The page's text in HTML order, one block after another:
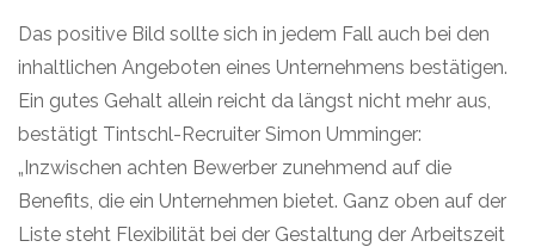
Das positive Bild sollte sich in jedem Fall auch bei den
inhaltlichen Angeboten eines Unternehmens bestätigen.
Ein gutes Gehalt allein reicht da längst nicht mehr aus,
bestätigt Tintschl-Recruiter Simon Umminger:
„Inzwischen achten Bewerber zunehmend auf die
Benefits, die ein Unternehmen bietet. Ganz oben auf der
Liste steht Flexibilität bei der Gestaltung der Arbeitszeit